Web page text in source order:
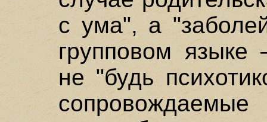
с ума", а
групповом языке
не "будь